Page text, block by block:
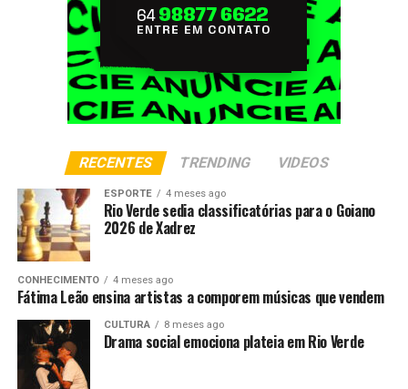
RECENTES TRENDING VIDEOS
ESPORTE 4 meses ago
Rio Verde sedia classificatórias para o Goiano
2026 de Xadrez
CONHECIMENTO 4 meses ago
Fátima Leão ensina artistas a comporem músicas que vendem
CULTURA 8 meses ago
Drama social emociona plateia em Rio Verde